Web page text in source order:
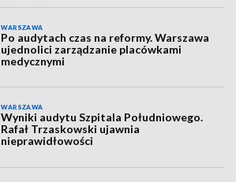
WARSZAWA
Po audytach czas na reformy. Warszawa
ujednolici zarządzanie placówkami
medycznymi
WARSZAWA
Wyniki audytu Szpitala Południowego.
Rafał Trzaskowski ujawnia
nieprawidłowości